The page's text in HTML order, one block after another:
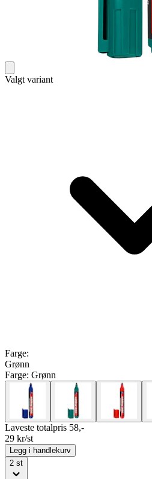
Valgt variant
Farge:
Grønn
Farge: Grønn
Laveste totalpris 58,-
29 kr/st
Legg i handlekurv
2 st